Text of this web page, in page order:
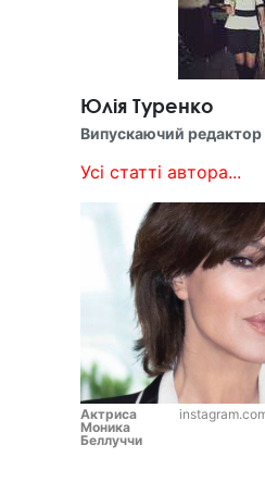
Юлія Туренко
Випускаючий редактор
Усі статті автора...
Актриса
Моника
Беллуччи